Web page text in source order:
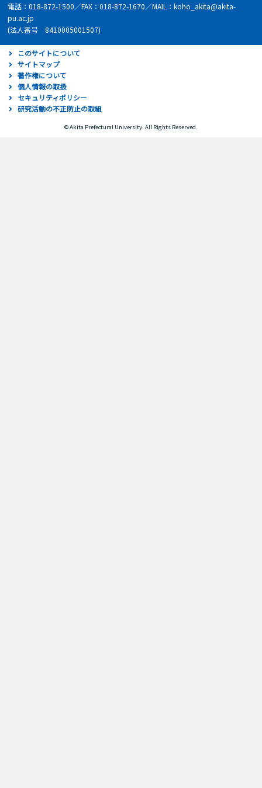
電話：018-872-1500／FAX：018-872-1670／MAIL：koho_akita@akita-
pu.ac.jp
(法人番号 8410005001507)
このサイトについて
サイトマップ
著作権について
個人情報の取扱
セキュリティポリシー
研究活動の不正防止の取組
© Akita Prefectural University. All Rights Reserved.